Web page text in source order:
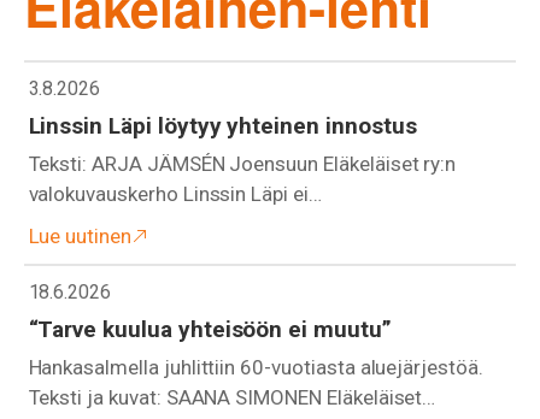
3.8.2026
Linssin Läpi löytyy yhteinen innostus
Teksti: ARJA JÄMSÉN Joensuun Eläkeläiset ry:n
valokuvauskerho Linssin Läpi ei…
Lue uutinen
18.6.2026
“Tarve kuulua yhteisöön ei muutu”
Hankasalmella juhlittiin 60-vuotiasta aluejärjestöä.
Teksti ja kuvat: SAANA SIMONEN Eläkeläiset…